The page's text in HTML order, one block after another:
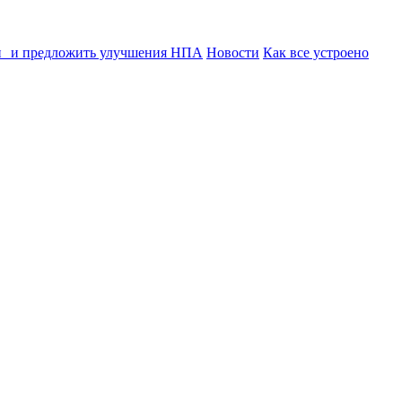
и предложить улучшения НПА Новости Как все устроено